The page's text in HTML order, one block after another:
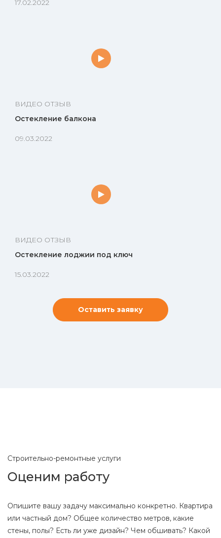
17.02.2022
ВИДЕО ОТЗЫВ
Остекление балкона
09.03.2022
ВИДЕО ОТЗЫВ
Остекление лоджии под ключ
15.03.2022
Оставить заявку
Строительно-ремонтные услуги
Оценим работу
Опишите вашу задачу максимально конкретно. Квартира
или частный дом? Общее количество метров, какие
стены, полы? Есть ли уже дизайн? Чем обшивать? Какой